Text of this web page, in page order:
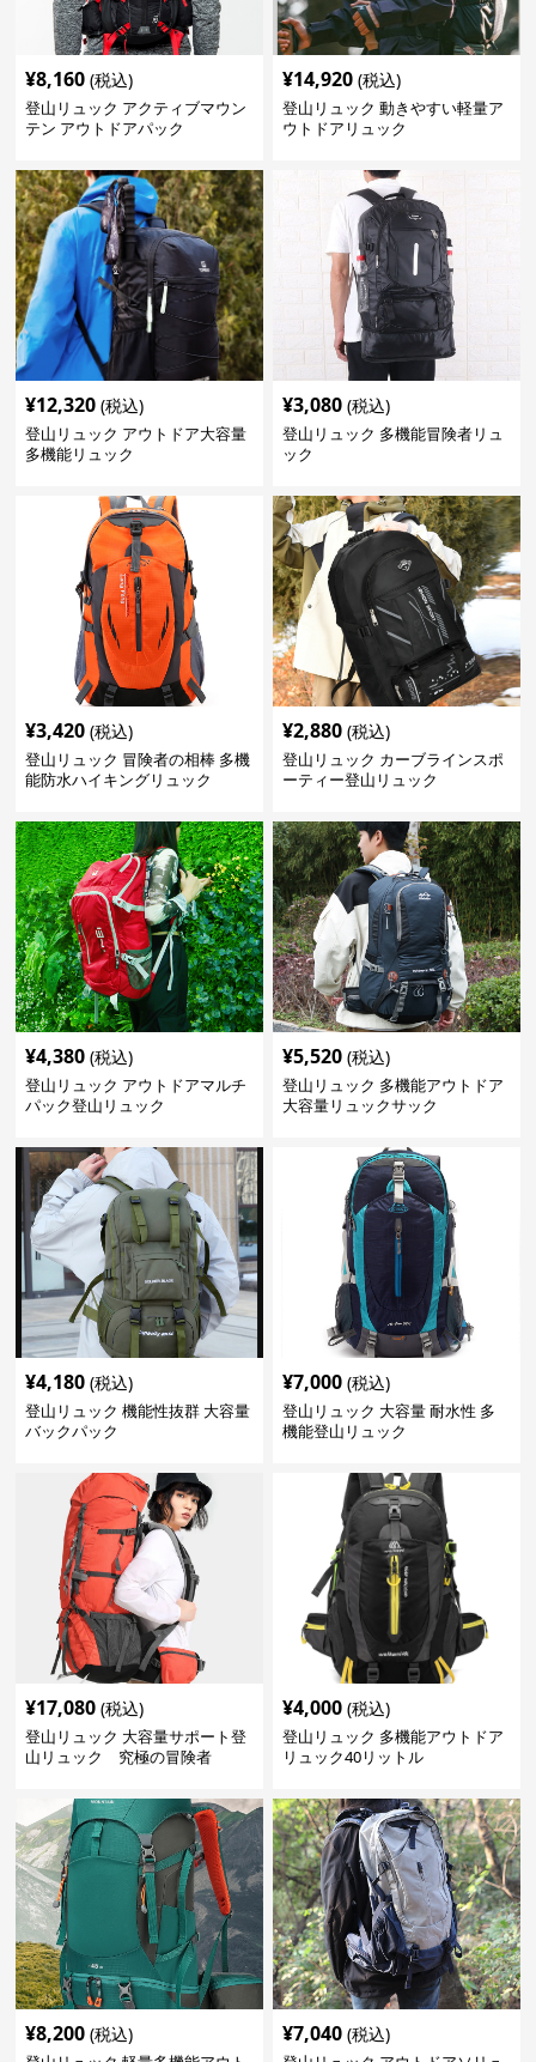
¥8,160 (税込)
登山リュック アクティブマウン
テン アウトドアパック
¥14,920 (税込)
登山リュック 動きやすい軽量ア
ウトドアリュック
¥12,320 (税込)
登山リュック アウトドア大容量
多機能リュック
¥3,080 (税込)
登山リュック 多機能冒険者リュ
ック
¥3,420 (税込)
登山リュック 冒険者の相棒 多機
能防水ハイキングリュック
¥2,880 (税込)
登山リュック カーブラインスポ
ーティー登山リュック
¥4,380 (税込)
登山リュック アウトドアマルチ
パック登山リュック
¥5,520 (税込)
登山リュック 多機能アウトドア
大容量リュックサック
¥4,180 (税込)
登山リュック 機能性抜群 大容量
バックパック
¥7,000 (税込)
登山リュック 大容量 耐水性 多
機能登山リュック
¥17,080 (税込)
登山リュック 大容量サポート登
山リュック 究極の冒険者
¥4,000 (税込)
登山リュック 多機能アウトドア
リュック40リットル
¥8,200 (税込) ¥7,040 (税込)